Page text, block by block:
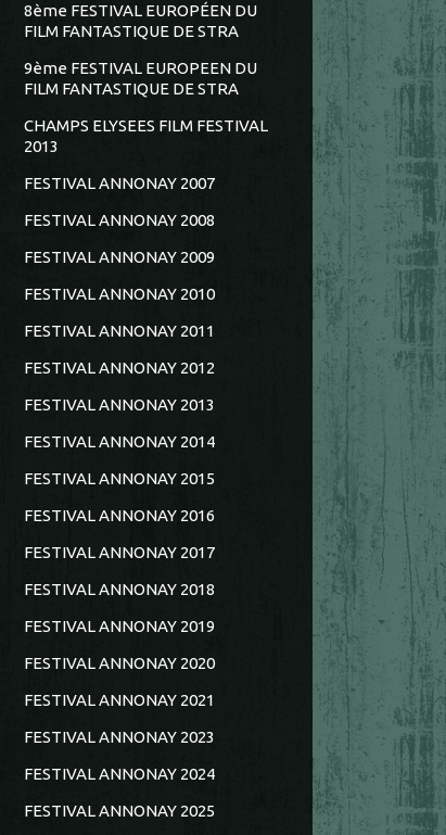
8ème FESTIVAL EUROPÉEN DU
FILM FANTASTIQUE DE STRA
9ème FESTIVAL EUROPEEN DU
FILM FANTASTIQUE DE STRA
CHAMPS ELYSEES FILM FESTIVAL
2013
FESTIVAL ANNONAY 2007
FESTIVAL ANNONAY 2008
FESTIVAL ANNONAY 2009
FESTIVAL ANNONAY 2010
FESTIVAL ANNONAY 2011
FESTIVAL ANNONAY 2012
FESTIVAL ANNONAY 2013
FESTIVAL ANNONAY 2014
FESTIVAL ANNONAY 2015
FESTIVAL ANNONAY 2016
FESTIVAL ANNONAY 2017
FESTIVAL ANNONAY 2018
FESTIVAL ANNONAY 2019
FESTIVAL ANNONAY 2020
FESTIVAL ANNONAY 2021
FESTIVAL ANNONAY 2023
FESTIVAL ANNONAY 2024
FESTIVAL ANNONAY 2025